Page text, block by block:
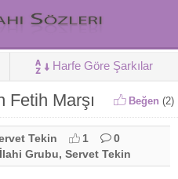
Harfe Göre Şarkılar
Fetih Marşı Beğen (2)
Tekin 1
0
Grubu, Servet Tekin